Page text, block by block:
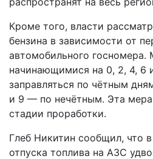
Кроме того, власти
бензина в зависимости от
автомобильного
начинающимися на 0, 2, 4, 6
заправляться по чётным
и 9 — по нечётным. Эта мера
стадии проработки.
Глеб Никитин сообщил, что
отпуска топлива на АЗС